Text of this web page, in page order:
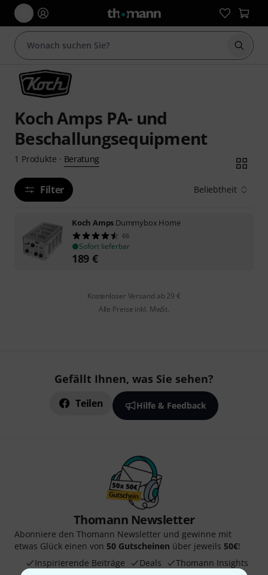
Suche
Koch Amps PA- und
Beschallungsequipment
1 Produkte · Beratung
Filter Beliebtheit
Koch Amps Dummybox Home
66
Sofort lieferbar
189 €
Kostenloser Versand ab 29 €
Alle Preise inkl. MwSt.
Gefällt Ihnen, was Sie sehen?
Teilen Hilfe & Feedback
Thomann Newsletter
Abonniere den Thomann Newsletter und gewinne mit
etwas Glück einen von 50 Gutscheinen über jeweils 50€!
Inspirierende Beiträge
Deals Thomann Insights